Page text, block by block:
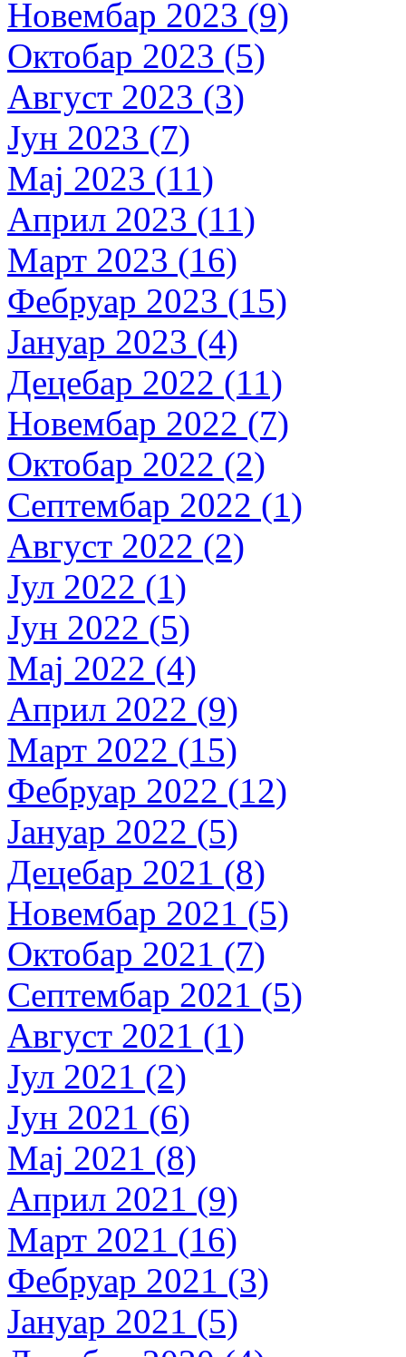
Новембар 2023 (9)
Октобар 2023 (5)
Август 2023 (3)
Јун 2023 (7)
Мај 2023 (11)
Април 2023 (11)
Март 2023 (16)
Фебруар 2023 (15)
Јануар 2023 (4)
Децебар 2022 (11)
Новембар 2022 (7)
Октобар 2022 (2)
Септембар 2022 (1)
Август 2022 (2)
Јул 2022 (1)
Јун 2022 (5)
Мај 2022 (4)
Април 2022 (9)
Март 2022 (15)
Фебруар 2022 (12)
Јануар 2022 (5)
Децебар 2021 (8)
Новембар 2021 (5)
Октобар 2021 (7)
Септембар 2021 (5)
Август 2021 (1)
Јул 2021 (2)
Јун 2021 (6)
Мај 2021 (8)
Април 2021 (9)
Март 2021 (16)
Фебруар 2021 (3)
Јануар 2021 (5)